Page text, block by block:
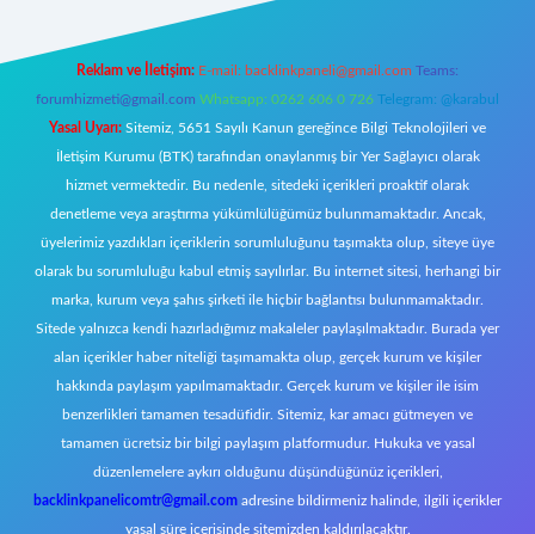
Reklam ve İletişim: E-mail: backlinkpaneli@gmail.com Teams:
forumhizmeti@gmail.com Whatsapp: 0262 606 0 726 Telegram: @karabul
Yasal Uyarı: Sitemiz, 5651 Sayılı Kanun gereğince Bilgi Teknolojileri ve
İletişim Kurumu (BTK) tarafından onaylanmış bir Yer Sağlayıcı olarak
hizmet vermektedir. Bu nedenle, sitedeki içerikleri proaktif olarak
denetleme veya araştırma yükümlülüğümüz bulunmamaktadır. Ancak,
üyelerimiz yazdıkları içeriklerin sorumluluğunu taşımakta olup, siteye üye
olarak bu sorumluluğu kabul etmiş sayılırlar. Bu internet sitesi, herhangi bir
marka, kurum veya şahıs şirketi ile hiçbir bağlantısı bulunmamaktadır.
Sitede yalnızca kendi hazırladığımız makaleler paylaşılmaktadır. Burada yer
alan içerikler haber niteliği taşımamakta olup, gerçek kurum ve kişiler
hakkında paylaşım yapılmamaktadır. Gerçek kurum ve kişiler ile isim
benzerlikleri tamamen tesadüfidir. Sitemiz, kar amacı gütmeyen ve
tamamen ücretsiz bir bilgi paylaşım platformudur. Hukuka ve yasal
düzenlemelere aykırı olduğunu düşündüğünüz içerikleri,
backlinkpanelicomtr@gmail.com adresine bildirmeniz halinde, ilgili içerikler
yasal süre içerisinde sitemizden kaldırılacaktır.